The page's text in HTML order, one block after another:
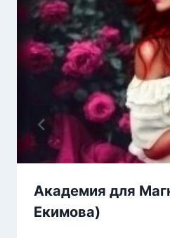
Академия для
Екимова)